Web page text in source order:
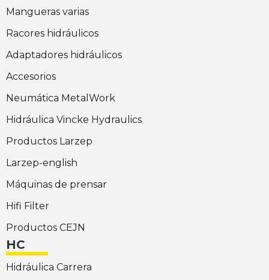
Mangueras varias
Racores hidráulicos
Adaptadores hidráulicos
Accesorios
Neumática MetalWork
Hidráulica Vincke Hydraulics
Productos Larzep
Larzep-english
Máquinas de prensar
Hifi Filter
Productos CEJN
HC
Hidráulica Carrera